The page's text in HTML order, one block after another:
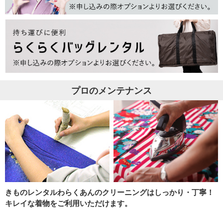
プロのメンテナンス
きものレンタルわらくあんのクリーニングはしっかり・丁寧！
キレイな着物をご利用いただけます。